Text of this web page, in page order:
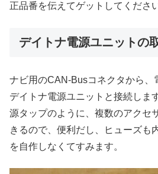
正品番を伝えてゲットしてください
デイトナ電源ユニットの
ナビ用のCAN-Busコネクタから、
デイトナ電源ユニットと接続しま
源タップのように、複数のアクセ
きるので、便利だし、ヒューズも
を自作しなくてすみます。